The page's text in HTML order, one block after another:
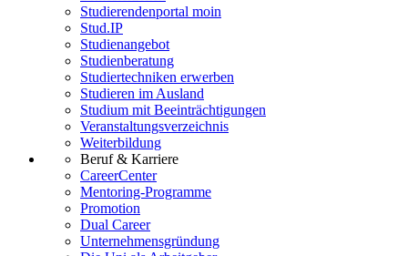
Studierendenportal moin
Stud.IP
Studienangebot
Studienberatung
Studiertechniken erwerben
Studieren im Ausland
Studium mit Beeinträchtigungen
Veranstaltungsverzeichnis
Weiterbildung
Beruf & Karriere
CareerCenter
Mentoring-Programme
Promotion
Dual Career
Unternehmensgründung